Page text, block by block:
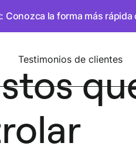
: Conozca la forma más
Testimonios de clientes